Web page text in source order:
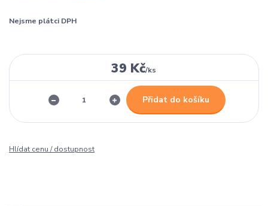
Nejsme plátci DPH
39 Kč/ks
Přidat do košíku
Hlídat cenu / dostupnost